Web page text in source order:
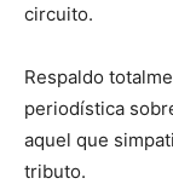
circuito.
Respaldo
periodística
aquel que
tributo.